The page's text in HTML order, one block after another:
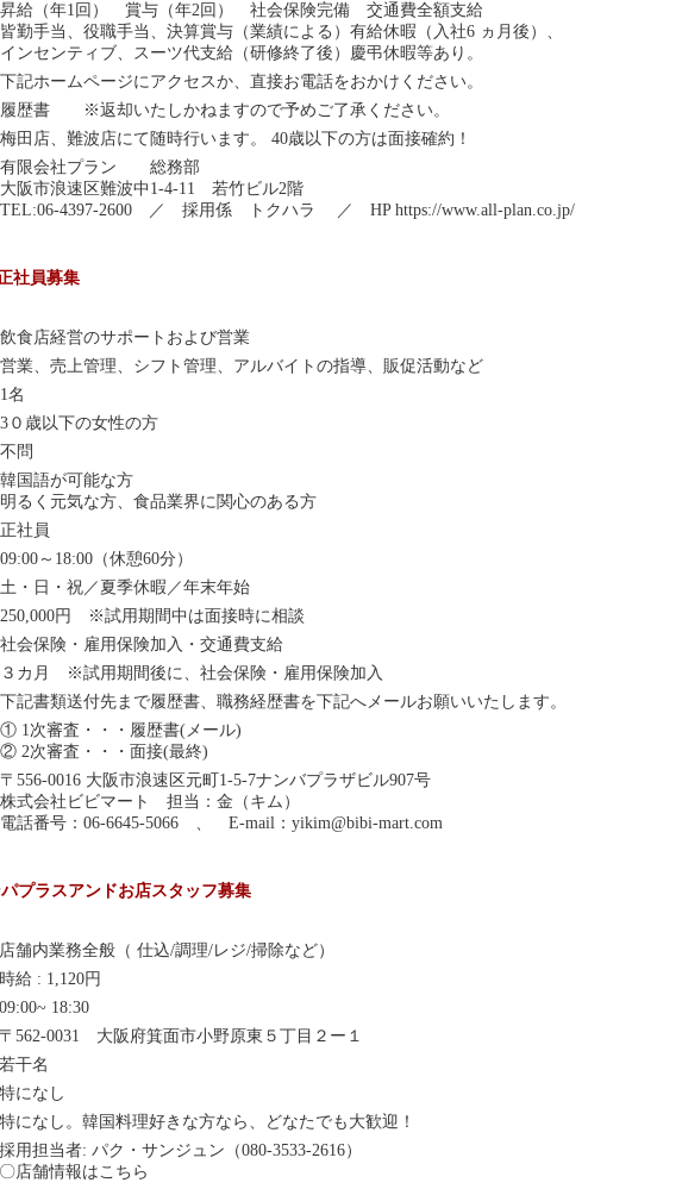
昇給（年1回） 賞与（年2回） 社会保険完備 交通費全額支給
皆勤手当、役職手当、決算賞与（業績による）有給休暇（入社6 ヵ月後）、
インセンティブ、スーツ代支給（研修終了後）慶弔休暇等あり。
下記ホームページにアクセスか、直接お電話をおかけください。
履歴書 ※返却いたしかねますので予めご了承ください。
梅田店、難波店にて随時行います。 40歳以下の方は面接確約！
有限会社プラン 総務部
大阪市浪速区難波中1-4-11 若竹ビル2階
TEL:06-4397-2600 ／ 採用係 トクハラ ／ HP https://www.all-plan.co.jp/
社員募集
飲食店経営のサポートおよび営業
営業、売上管理、シフト管理、アルバイトの指導、販促活動など
1名
3０歳以下の女性の方
不問
韓国語が可能な方
明るく元気な方、食品業界に関心のある方
正社員
09:00～18:00（休憩60分）
土・日・祝／夏季休暇／年末年始
250,000円 ※試用期間中は面接時に相談
社会保険・雇用保険加入・交通費支給
３カ月 ※試用期間後に、社会保険・雇用保険加入
下記書類送付先まで履歴書、職務経歴書を下記へメールお願いいたします。
① 1次審査・・・履歴書(メール)
② 2次審査・・・面接(最終)
〒556-0016 大阪市浪速区元町1-5-7ナンバプラザビル907号
株式会社ビビマート 担当：金（キム）
電話番号：06-6645-5066 、 E-mail： yikim@bibi-mart.com
プラスアンドお店スタッフ募集
店舗内業務全般（ 仕込/調理/レジ/掃除など）
時給 : 1,120円
09:00~ 18:30
〒562-0031 大阪府箕面市小野原東５丁目２ー１
若干名
特になし
特になし。韓国料理好きな方なら、どなたでも大歓迎！
採用担当者: パク・サンジュン（080-3533-2616）
〇店舗情報はこちら